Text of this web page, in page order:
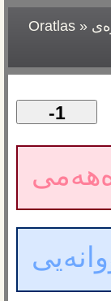
Oratlas »
-1